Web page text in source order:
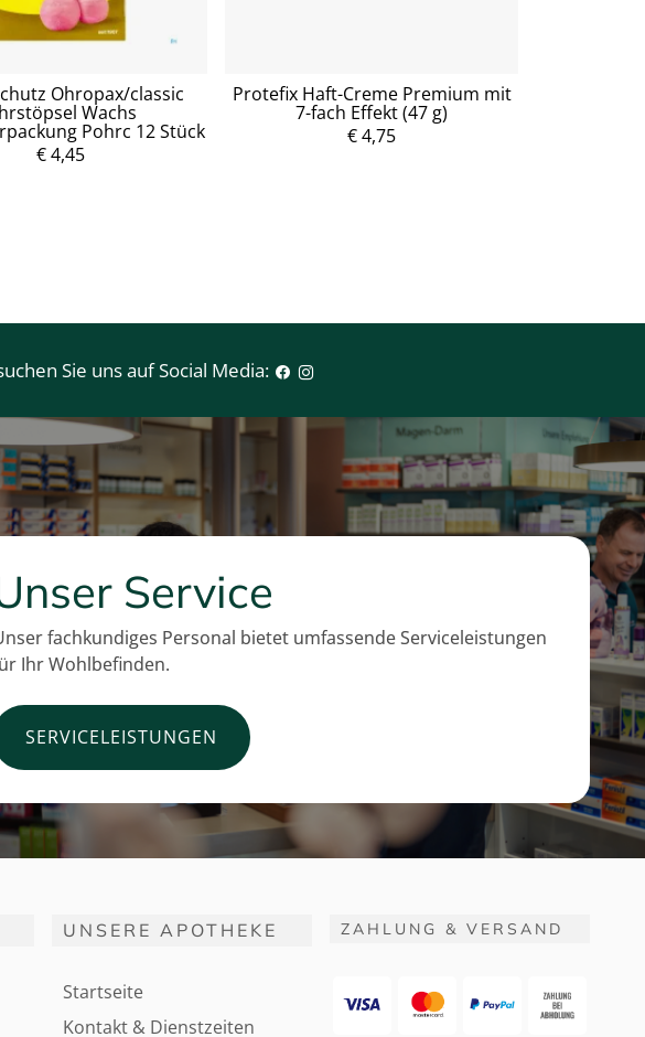
Ohropax/classic
Wachs
Pohrc 12 Stück
€ 4,45
Protefix Haft-Creme Premium mit
7-fach Effekt (47 g)
€ 4,75
Sie uns auf Social Media:
Service
fachkundiges Personal bietet umfassende Serviceleistungen
Ihr Wohlbefinden.
SERVICELEISTUNGEN
UNSERE APOTHEKE
Startseite
Kontakt & Dienstzeiten
ZAHLUNG & VERSAND